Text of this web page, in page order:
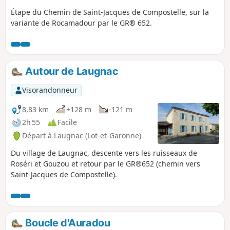
Étape du Chemin de Saint-Jacques de Compostelle, sur la
variante de Rocamadour par le GR® 652.
Autour de Laugnac
Visorandonneur
8,83 km
+128 m
-121 m
2h 55
Facile
Départ à Laugnac (Lot-et-Garonne)
Du village de Laugnac, descente vers les ruisseaux de
Roséri et Gouzou et retour par le GR®652 (chemin vers
Saint-Jacques de Compostelle).
Boucle d'Auradou